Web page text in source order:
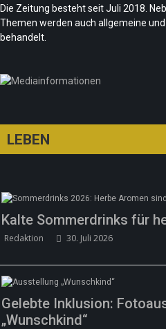
Redaktion
Sommer in Berlin
Die Zeitung besteht seit Juli 2018.
Themen werden auch allgemeine
behandelt.
LEBEN
Kalte Sommerdrinks für
Redaktion 30. Juli 2026
Gelebte Inklusion:
„Wunschkind“